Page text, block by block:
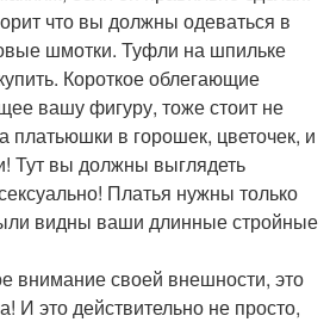
что вы должны одеваться в
шмотки. Туфли на шпильке
Короткое облегающие
вашу фигуру, тоже стоит не
платьюшки в горошек, цветочек, и
Тут вы должны выглядеть
Платья нужны только
видны ваши длинные стройные
внимание своей внешности, это
И это действительно не просто,